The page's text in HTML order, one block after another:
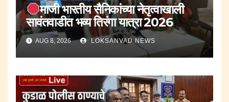
माजी भारतीय सैनिकांच्या नेतृत्वाखाली
सावंतवाडीत भव्य तिरंगा यात्रा 2026
AUG 8, 2026 LOKSANVAD NEWS